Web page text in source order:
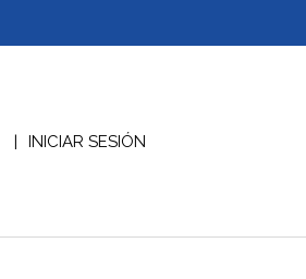
INICIAR SESIÓN